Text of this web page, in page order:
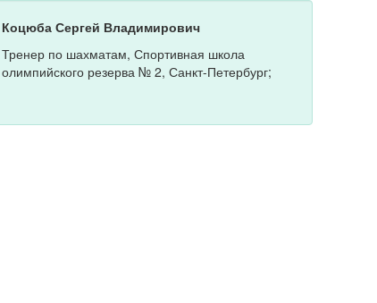
Коцюба Сергей Владимирович
Тренер по шахматам, Спортивная школа
олимпийского резерва № 2, Санкт-Петербург;